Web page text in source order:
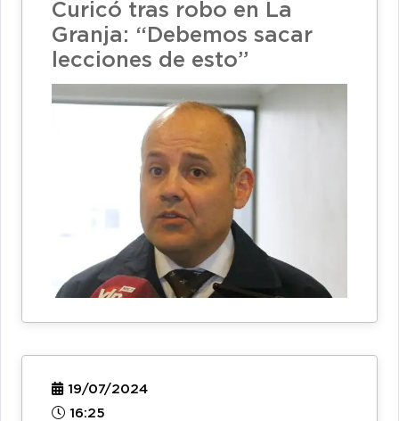
Curicó tras robo en La
Granja: “Debemos sacar
lecciones de esto”
19/07/2024
16:25